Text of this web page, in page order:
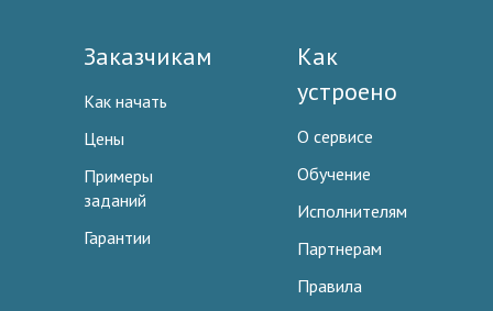
Заказчикам
Как начать
Цены
Примеры
заданий
Гарантии
Как
устроено
О сервисе
Обучение
Исполнителям
Партнерам
Правила